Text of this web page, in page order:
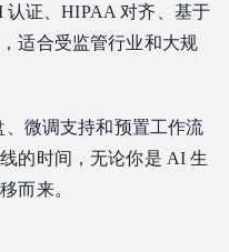
认证、HIPAA 对齐、基于
适合受监管行业和大规
、微调支持和预置工作流
的时间，无论你是 AI 生
而来。